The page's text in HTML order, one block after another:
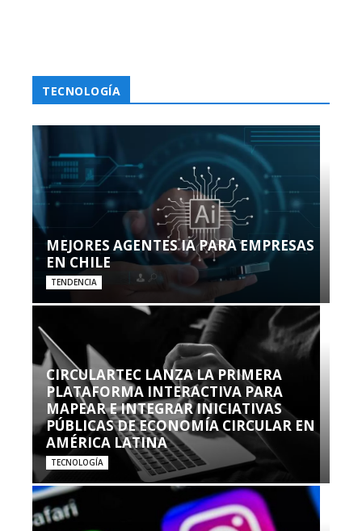
TECNOLOGÍA
MEJORES AGENTES IA PARA EMPRESAS
EN CHILE
TENDENCIA
CIRCULARTEC LANZA LA PRIMERA
PLATAFORMA INTERACTIVA PARA
MAPEAR E INTEGRAR INICIATIVAS
PÚBLICAS DE ECONOMÍA CIRCULAR EN
AMÉRICA LATINA
TECNOLOGÍA